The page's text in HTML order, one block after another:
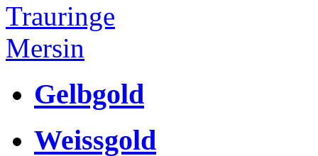
Gelbgold
Weissgold